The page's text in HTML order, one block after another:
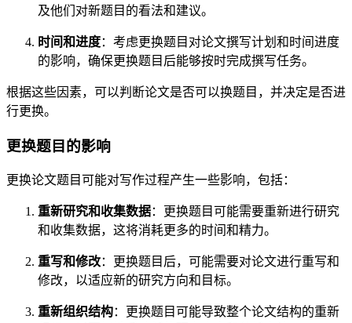
及他们对新题目的看法和建议。
时间和进度：考虑更换题目对论文撰写计划和时间进度
的影响，确保更换题目后能够按时完成撰写任务。
根据这些因素，可以判断论文是否可以换题目，并决定是否进
行更换。
更换题目的影响
更换论文题目可能对写作过程产生一些影响，包括：
重新研究和收集数据：更换题目可能需要重新进行研究
和收集数据，这将消耗更多的时间和精力。
重写和修改：更换题目后，可能需要对论文进行重写和
修改，以适应新的研究方向和目标。
重新组织结构：更换题目可能导致整个论文结构的重新